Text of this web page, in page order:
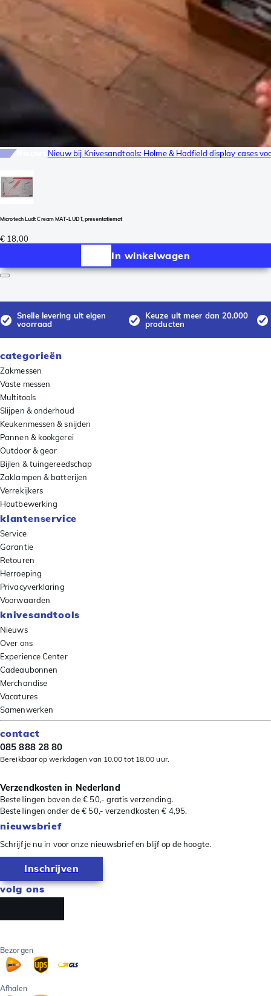
Nieuw bij Knivesandtools: Holme & Hadfield display cases
Microtech Ludt Cream MAT-LUDT, presentatiemat
€ 18,00
In winkelwagen
Snelle levering uit eigen
voorraad
Keuze uit meer dan 20.000
producten
categorieën
Zakmessen
Vaste messen
Multitools
Slijpen & onderhoud
Keukenmessen & snijden
Pannen & kookgerei
Outdoor & gear
Bijlen & tuingereedschap
Zaklampen & batterijen
Verrekijkers
Houtbewerking
klantenservice
Service
Garantie
Retouren
Herroeping
Privacyverklaring
Voorwaarden
knivesandtools
Nieuws
Over ons
Experience Center
Cadeaubonnen
Merchandise
Vacatures
Samenwerken
contact
085 888 28 80
Bereikbaar op werkdagen van 10.00 tot 18.00 uur.
Verzendkosten in Nederland
Bestellingen boven de € 50,- gratis verzending.
Bestellingen onder de € 50,- verzendkosten € 4,95.
nieuwsbrief
Schrijf je nu in voor onze nieuwsbrief en blijf op de hoogte.
Inschrijven
volg ons
Bezorgen
Afhalen